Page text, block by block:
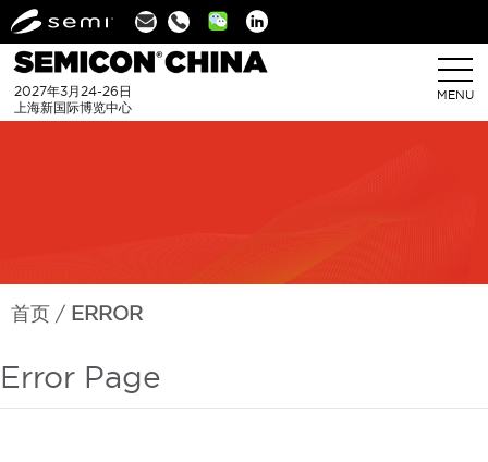
Linkedin
2027年3月24-26日
上海新国际博览中心
MENU
首页 ERROR
Error Page